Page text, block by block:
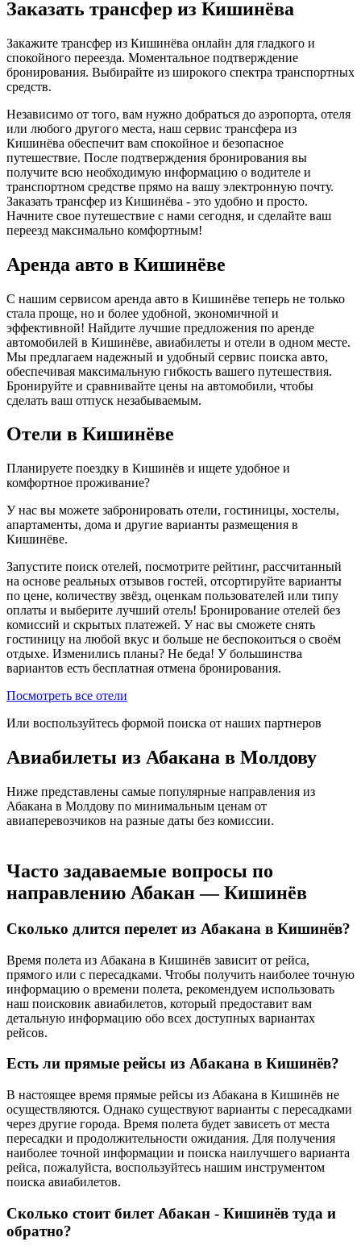
Заказать трансфер из Кишинёва
Закажите трансфер из Кишинёва онлайн для гладкого и
спокойного переезда. Моментальное подтверждение
бронирования. Выбирайте из широкого спектра транспортных
средств.
Независимо от того, вам нужно добраться до аэропорта, отеля
или любого другого места, наш сервис трансфера из
Кишинёва обеспечит вам спокойное и безопасное
путешествие. После подтверждения бронирования вы
получите всю необходимую информацию о водителе и
транспортном средстве прямо на вашу электронную почту.
Заказать трансфер из Кишинёва - это удобно и просто.
Начните свое путешествие с нами сегодня, и сделайте ваш
переезд максимально комфортным!
Аренда авто в Кишинёве
С нашим сервисом аренда авто в Кишинёве теперь не только
стала проще, но и более удобной, экономичной и
эффективной! Найдите лучшие предложения по аренде
автомобилей в Кишинёве, авиабилеты и отели в одном месте.
Мы предлагаем надежный и удобный сервис поиска авто,
обеспечивая максимальную гибкость вашего путешествия.
Бронируйте и сравнивайте цены на автомобили, чтобы
сделать ваш отпуск незабываемым.
Отели в Кишинёве
Планируете поездку в Кишинёв и ищете удобное и
комфортное проживание?
У нас вы можете забронировать отели, гостиницы, хостелы,
апартаменты, дома и другие варианты размещения в
Кишинёве.
Запустите поиск отелей, посмотрите рейтинг, рассчитанный
на основе реальных отзывов гостей, отсортируйте варианты
по цене, количеству звёзд, оценкам пользователей или типу
оплаты и выберите лучший отель! Бронирование отелей без
комиссий и скрытых платежей. У нас вы сможете снять
гостиницу на любой вкус и больше не беспокоиться о своём
отдыхе. Изменились планы? Не беда! У большинства
вариантов есть бесплатная отмена бронирования.
Посмотреть все отели
Или воспользуйтесь формой поиска от наших партнеров
Авиабилеты из Абакана в Молдову
Ниже представлены самые популярные направления из
Абакана в Молдову по минимальным ценам от
авиаперевозчиков на разные даты без комиссии.
Часто задаваемые вопросы по
направлению Абакан — Кишинёв
Сколько длится перелет из Абакана в Кишинёв?
Время полета из Абакана в Кишинёв зависит от рейса,
прямого или с пересадками. Чтобы получить наиболее точную
информацию о времени полета, рекомендуем использовать
наш поисковик авиабилетов, который предоставит вам
детальную информацию обо всех доступных вариантах
рейсов.
Есть ли прямые рейсы из Абакана в Кишинёв?
В настоящее время прямые рейсы из Абакана в Кишинёв не
осуществляются. Однако существуют варианты с пересадками
через другие города. Время полета будет зависеть от места
пересадки и продолжительности ожидания. Для получения
наиболее точной информации и поиска наилучшего варианта
рейса, пожалуйста, воспользуйтесь нашим инструментом
поиска авиабилетов.
Сколько стоит билет Абакан - Кишинёв туда и
обратно?